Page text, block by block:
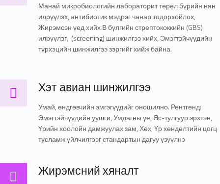
Манай микробиологийн лабораторит төрөл бүрийн нян
илрүүлэх, антибиотик мэдрэг чанар тодорхойлох,
Жирэмсэн үед хийх В бүлгийн стрептококкийн (GBS)
илрүүлэг, (screening) шинжилгээ хийх, Эмэгтэйчүүдийн
түрхэцийн шинжилгээ зэргийг хийж байна.
Хэт авиан шинжилгээ
Хэт авиан шинжилгээ
Умай, өндгөвчийн эмгэгүүдийг оношилно. Рентгенд:
Эмэгтэйчүүдийн уушги, Умдагны үе, Яс-тулгуур эрхтэн,
Үрийн хоолойн дамжуулах зам, Хөх, Үр хөндөлтийн цогц
тусламж үйлчилгээг стандартын дагуу үзүүлнэ
Жирэмсний хяналт
Жирэмсний хяналт